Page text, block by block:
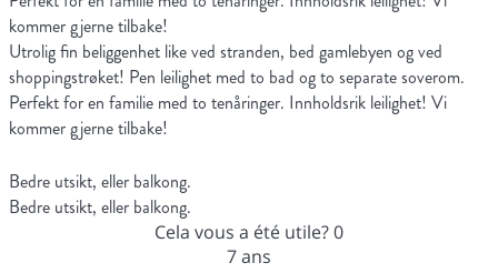
kommer gjerne tilbake!
Utrolig fin beliggenhet like ved stranden, bed gamlebyen og ved
shoppingstrøket! Pen leilighet med to bad og to separate soverom.
Perfekt for en familie med to tenåringer. Innholdsrik leilighet! Vi
kommer gjerne tilbake!
Bedre utsikt, eller balkong.
Bedre utsikt, eller balkong.
Cela vous a été utile?0
7 ans